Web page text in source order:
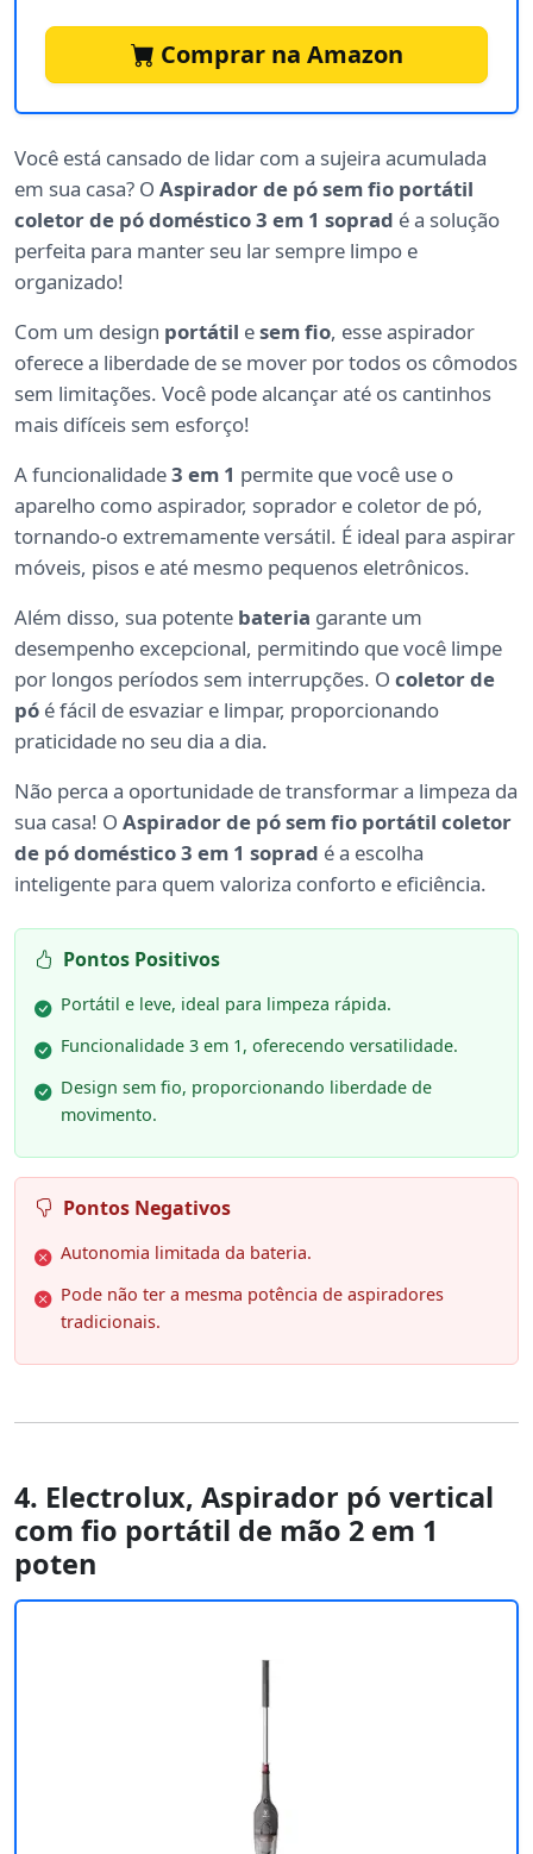
Comprar na Amazon
Você está cansado de lidar com a sujeira acumulada
em sua casa? O Aspirador de pó sem fio portátil
coletor de pó doméstico 3 em 1 soprad é a solução
perfeita para manter seu lar sempre limpo e
organizado!
Com um design portátil esem fio, esse aspirador
oferece a liberdade de se mover por todos os cômodos
sem limitações. Você pode alcançar até os cantinhos
mais difíceis sem esforço!
A funcionalidade3 em 1 permite que você use o
aparelho como aspirador, soprador e coletor de pó,
tornando-o extremamente versátil. É ideal para aspirar
móveis, pisos e até mesmo pequenos eletrônicos.
Além disso, sua potente bateria garante um
desempenho excepcional, permitindo que você limpe
por longos períodos sem interrupções. O coletor de
pó é fácil de esvaziar e limpar, proporcionando
praticidade no seu dia a dia.
Não perca a oportunidade de transformar a limpeza da
sua casa! O Aspirador de pó sem fio portátil coletor
de pó doméstico 3 em 1 soprad é a escolha
inteligente para quem valoriza conforto e eficiência.
Pontos Positivos
Portátil e leve, ideal para limpeza rápida.
Funcionalidade 3 em 1, oferecendo versatilidade.
Design sem fio, proporcionando liberdade de
movimento.
Pontos Negativos
Autonomia limitada da bateria.
Pode não ter a mesma potência de aspiradores
tradicionais.
4. Electrolux, Aspirador pó vertical
com fio portátil de mão 2 em 1
poten